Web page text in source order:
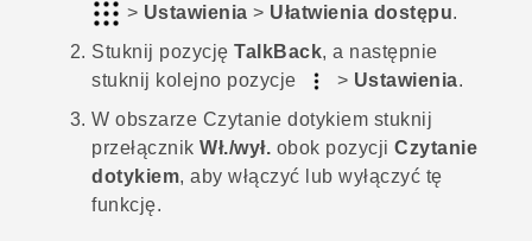
> Ustawienia > Ułatwienia dostępu.
Stuknij pozycję TalkBack, a następnie
stuknij kolejno pozycje
> Ustawienia.
W obszarze Czytanie dotykiem stuknij
przełącznik Wł./wył. obok pozycji Czytanie
dotykiem, aby włączyć lub wyłączyć tę
funkcję.